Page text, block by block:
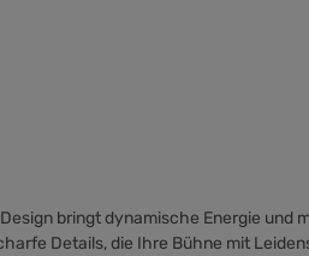
bringt dynamische Energie und
Details, die Ihre Bühne mit